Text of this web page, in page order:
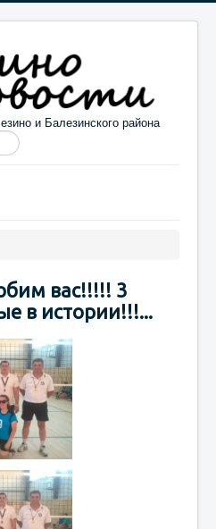
и Балезинского района
вас!!!!! 3
в истории!!!...